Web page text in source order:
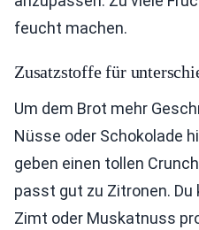
feucht machen.
Zusatzstoffe für
Um dem Brot mehr
Nüsse oder Schokolade
geben einen tollen
passt gut zu Zitronen.
Zimt oder Muskatnuss